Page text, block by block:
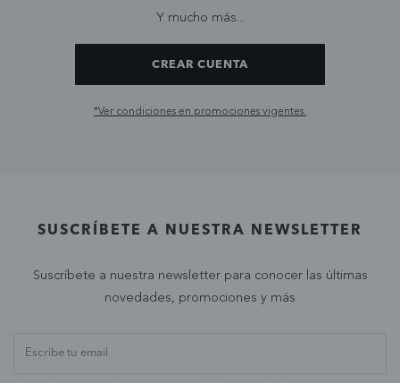
Y mucho más...
CREAR CUENTA
*Ver condiciones en promociones vigentes.
SUSCRÍBETE A NUESTRA NEWSLETTER
Suscríbete a nuestra newsletter para conocer las últimas
novedades, promociones y más